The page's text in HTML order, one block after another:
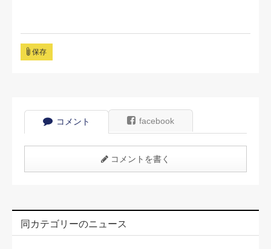
保存
コメント facebook
コメントを書く
同カテゴリーのニュース